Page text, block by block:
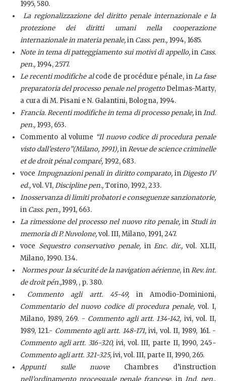
1995, 580.
La regionalizzazione del diritto penale internazionale e la
protezione dei diritti umani nella cooperazione
internazionale in materia penale,in Cass. pen., 1994, 1685.
Note in tema di patteggiamento sui motivi di appello,in Cass.
pen., 1994, 2577.
Le recenti modifiche alcode de procédure pénale, inLa fase
preparatoria del processo penale nel progettoDelmas-Marty,
a cura di M. Pisani e N. Galantini, Bologna, 1994.
Francia. Recenti modifiche in tema di processo penale,inInd.
pen., 1993, 653.
Commento al volume “Il nuovo codice di procedura penale
visto dall’estero”(Milano, 1991),inRevue de science criminelle
et de droit pénal comparé, 1992, 683.
voce Impugnazioni penali in diritto comparato, inDigesto IV
ed.,vol. VI,Discipline pen.,Torino, 1992, 233.
Inosservanza di limiti probatori e conseguenze sanzionatorie,
in Cass. pen., 1991, 663.
La rimessione del processo nel nuovo rito penale, in Studi in
memoria di P. Nuvolone,vol. III, Milano, 1991, 247.
voce Sequestro conservativo penale, inEnc. dir.,vol. XLII,
Milano, 1990. 134.
Normes pour la sécurité de la navigation aérienne, inRev. int.
de droit pén.,1989, , p. 380.
Commento agli artt. 45-49, in Amodio-Dominioni,
Commentario del nuovo codice di procedura penale,vol. I,
Milano, 1989, 269. - Commento agli artt. 134-142, ivi, vol. II,
1989, 121.- Commento agli artt. 148-171,ivi, vol. II, 1989, 161. -
Commento agli artt. 316-320, ivi, vol. III, parte II, 1990, 245-
Commento agli artt. 321-325,ivi, vol. III, parte II, 1990, 265.
Appunti sulle nuoveChambres d’instruction
nell’ordinamento processuale penale francese, in Ind. pen.,